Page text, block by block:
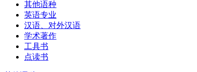
其他语种
英语专业
汉语、对外汉语
学术著作
工具书
点读书